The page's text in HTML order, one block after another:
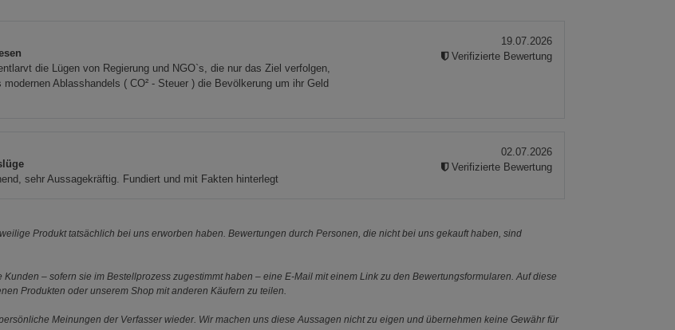
die Lügen von Regierung und NGO`s, die nur das Ziel verfolgen,
modernen Ablasshandels ( CO² - Steuer ) die Bevölkerung um ihr Geld
19.07.2026
Verifizierte Bewertung
sehr Aussagekräftig. Fundiert und mit Fakten hinterlegt
02.07.2026
Verifizierte Bewertung
Produkt tatsächlich bei uns erworben haben. Bewertungen durch Personen, die nicht bei uns gekauft haben, sind
– sofern sie im Bestellprozess zugestimmt haben – eine E-Mail mit einem Link zu den Bewertungsformularen. Auf diese
Produkten oder unserem Shop mit anderen Käufern zu teilen.
Meinungen der Verfasser wieder. Wir machen uns diese Aussagen nicht zu eigen und übernehmen keine Gewähr für